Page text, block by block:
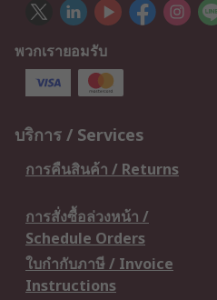
พวกเรายอมรับ
บริการ / Services
การคืนสินค้า / Returns
การสั่งซื้อล่วงหน้า /
Schedule Orders
ใบกำกับภาษี / Invoice
Instructions